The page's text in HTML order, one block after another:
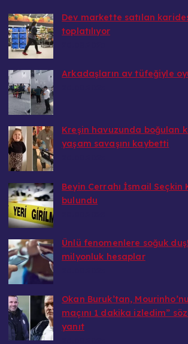
Dev markette satılan
toplatılıyor
Arkadaşların av tüfeğiyle
Kreşin havuzunda boğulan
yaşam savaşını kaybetti
Beyin Cerrahı İsmail Seçkin
bulundu
Ünlü fenomenlere soğuk
milyonluk hesaplar
Okan Buruk’tan,
maçını 1 dakika izledim”
yanıt